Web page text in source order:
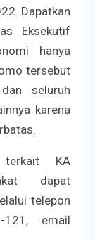
Dapatkan
Eksekutif
hanya
tersebut
seluruh
karena
KA
dapat
telepon
email